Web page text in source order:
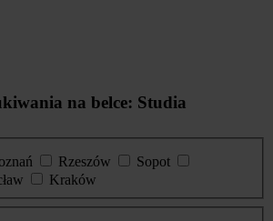
na belce: Studia
Rzeszów
Sopot
Kraków